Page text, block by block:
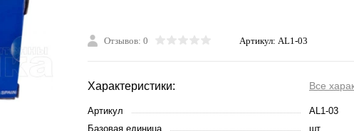
Отзывов: 0 Артикул: AL1-03
Характеристики: Все
Артикул
AL1-03
Базовая единица
шт